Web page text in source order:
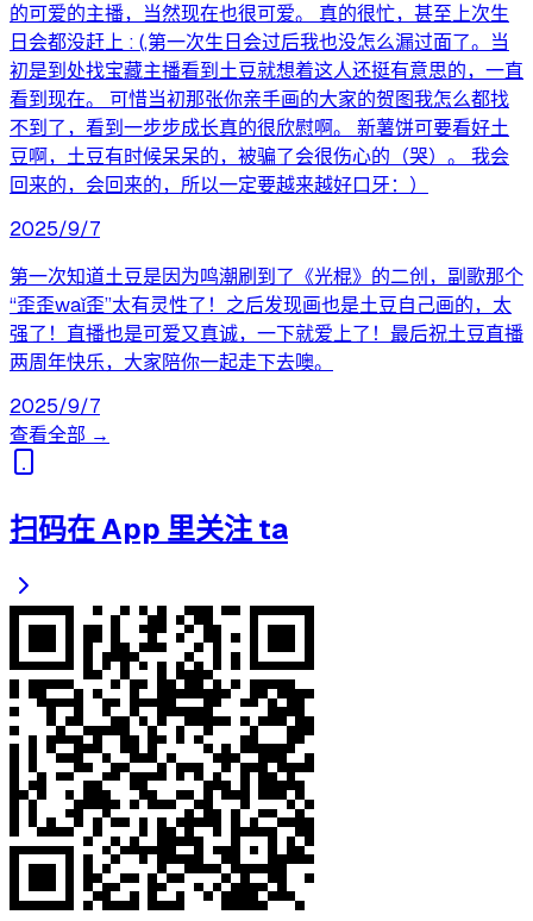
的可爱的主播，当然现在也很可爱。 真的很忙，甚至上次生
日会都没赶上 : (,第一次生日会过后我也没怎么漏过面了。当
初是到处找宝藏主播看到土豆就想着这人还挺有意思的，一直
看到现在。 可惜当初那张你亲手画的大家的贺图我怎么都找
不到了，看到一步步成长真的很欣慰啊。 新薯饼可要看好土
豆啊，土豆有时候呆呆的，被骗了会很伤心的（哭）。 我会
回来的，会回来的，所以一定要越来越好口牙：）
2025/9/7
第一次知道土豆是因为鸣潮刷到了《光棍》的二创，副歌那个
“歪歪waǐ歪”太有灵性了！之后发现画也是土豆自己画的，太
强了！直播也是可爱又真诚，一下就爱上了！最后祝土豆直播
两周年快乐，大家陪你一起走下去噢。
2025/9/7
查看全部 →
扫码在 App 里关注 ta